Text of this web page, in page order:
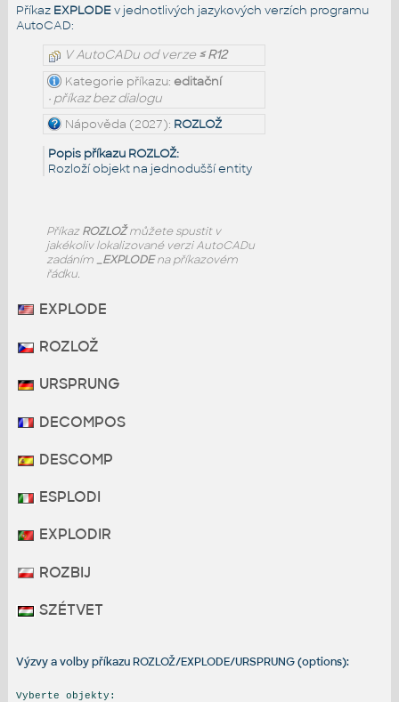
Příkaz EXPLODEv jednotlivých jazykových verzích programu
AutoCAD:
V AutoCADu od verze≤ R12
Kategorie příkazu: editační
• příkaz bez dialogu
Nápověda (2027): ROZLOŽ
Popis příkazu ROZLOŽ:
Rozloží objekt na jednodušší entity
PříkazROZLOŽmůžete spustit v
jakékoliv lokalizované verzi AutoCADu
zadáním _EXPLODEna příkazovém
řádku.
EXPLODE
ROZLOŽ
URSPRUNG
DECOMPOS
DESCOMP
ESPLODI
EXPLODIR
ROZBIJ
SZÉTVET
Výzvy a volby příkazu ROZLOŽ/EXPLODE/URSPRUNG (options):
Vyberte objekty: